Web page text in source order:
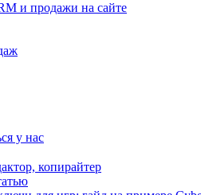
и продажи на сайте
у нас
копирайтер